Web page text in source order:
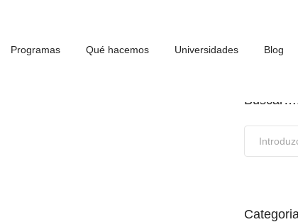
Programas Qué hacemos Universidades Blog